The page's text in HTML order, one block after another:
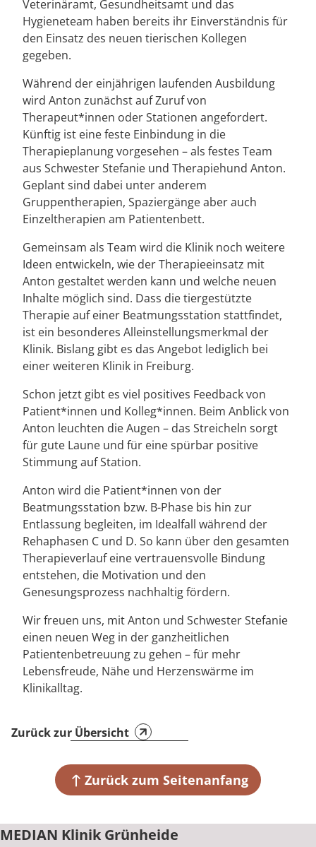
Veterinäramt, Gesundheitsamt und das
Hygieneteam haben bereits ihr Einverständnis für
den Einsatz des neuen tierischen Kollegen
gegeben.
Während der einjährigen laufenden Ausbildung
wird Anton zunächst auf Zuruf von
Therapeut*innen oder Stationen angefordert.
Künftig ist eine feste Einbindung in die
Therapieplanung vorgesehen – als festes Team
aus Schwester Stefanie und Therapiehund Anton.
Geplant sind dabei unter anderem
Gruppentherapien, Spaziergänge aber auch
Einzeltherapien am Patientenbett.
Gemeinsam als Team wird die Klinik noch weitere
Ideen entwickeln, wie der Therapieeinsatz mit
Anton gestaltet werden kann und welche neuen
Inhalte möglich sind. Dass die tiergestützte
Therapie auf einer Beatmungsstation stattfindet,
ist ein besonderes Alleinstellungsmerkmal der
Klinik. Bislang gibt es das Angebot lediglich bei
einer weiteren Klinik in Freiburg.
Schon jetzt gibt es viel positives Feedback von
Patient*innen und Kolleg*innen. Beim Anblick von
Anton leuchten die Augen – das Streicheln sorgt
für gute Laune und für eine spürbar positive
Stimmung auf Station.
Anton wird die Patient*innen von der
Beatmungsstation bzw. B-Phase bis hin zur
Entlassung begleiten, im Idealfall während der
Rehaphasen C und D. So kann über den gesamten
Therapieverlauf eine vertrauensvolle Bindung
entstehen, die Motivation und den
Genesungsprozess nachhaltig fördern.
Wir freuen uns, mit Anton und Schwester Stefanie
einen neuen Weg in der ganzheitlichen
Patientenbetreuung zu gehen – für mehr
Lebensfreude, Nähe und Herzenswärme im
Klinikalltag.
Zurück zur Übersicht
Zurück zum Seitenanfang
MEDIAN Klinik Grünheide